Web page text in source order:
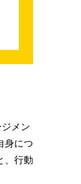
メン
身につ
、行動